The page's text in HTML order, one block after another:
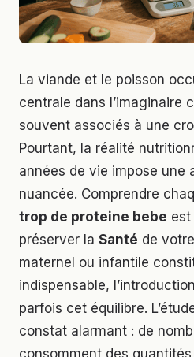
La viande et le poisson
centrale dans l’imaginaire
souvent associés à une
Pourtant, la réalité
années de vie impose une
nuancée. Comprendre
trop de proteine bebe est
préserver la Santé de
maternel ou infantile
indispensable,
parfois cet équilibre.
constat alarmant : de
consomment des